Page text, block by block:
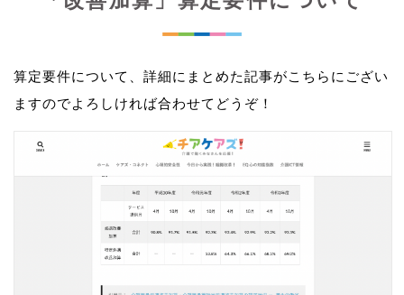
算定要件について、詳細にまとめた記事がこちらにござい
ますのでよろしければ合わせてどうぞ！